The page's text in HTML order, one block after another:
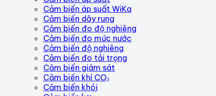
Cảm biến áp suất WiKa
Cảm biến dây rung
Cảm biến đo độ nghiêng
Cảm biến đo mức nước
Cảm biến độ nghiêng
Cảm biến đo tải trọng
Cảm biến giám sát
Cảm biến khí CO₂
Cảm biến khói